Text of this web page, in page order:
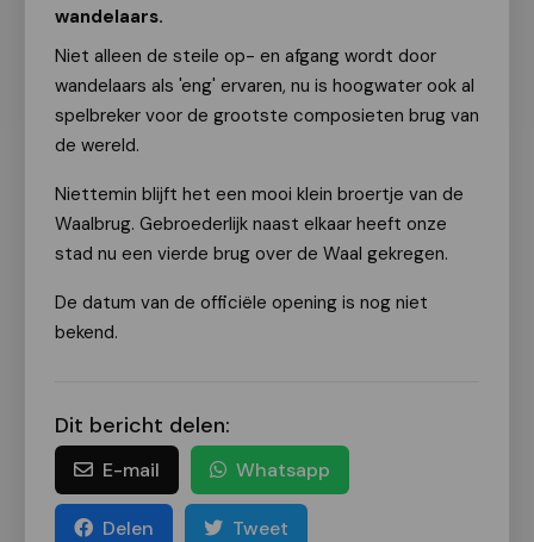
wandelaars.
Niet alleen de steile op- en afgang wordt door
wandelaars als 'eng' ervaren, nu is hoogwater ook al
spelbreker voor de grootste composieten brug van
de wereld.
Niettemin blijft het een mooi klein broertje van de
Waalbrug. Gebroederlijk naast elkaar heeft onze
stad nu een vierde brug over de Waal gekregen.
De datum van de officiële opening is nog niet
bekend.
Dit bericht delen:
E-mail Whatsapp
Delen Tweet